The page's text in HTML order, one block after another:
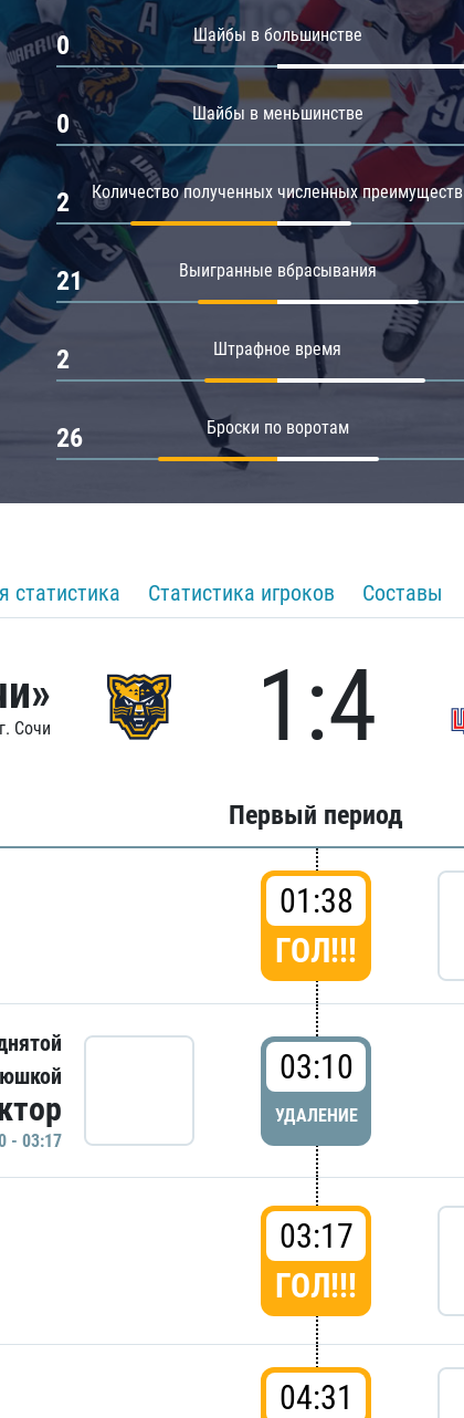
Амур
Барыс
Салават Юлаев
Шайбы в большинстве
0
Шайбы в меньшинстве
0
Количество полученных численных преимуществ
2
Выигранные вбрасывания
21
Штрафное время
2
Броски по воротам
26
статистика Статистика игроков Составы
г. Сочи 1:4
Первый период
01:38
ГОЛ!!!
- 03:17
03:10
УДАЛЕНИЕ
03:17
ГОЛ!!!
04:31